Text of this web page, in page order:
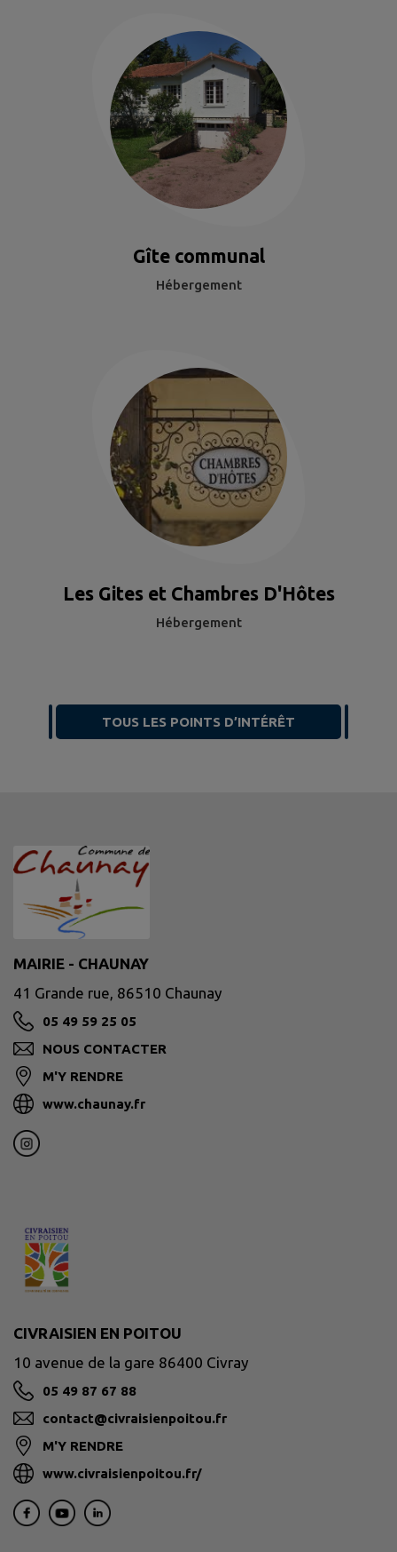
Gîte communal
Hébergement
Les Gites et Chambres D'Hôtes
Hébergement
TOUS LES POINTS D’INTÉRÊT
MAIRIE - CHAUNAY
41 Grande rue, 86510 Chaunay
05 49 59 25 05
NOUS CONTACTER
M'Y RENDRE
www.chaunay.fr
CIVRAISIEN EN POITOU
10 avenue de la gare 86400 Civray
05 49 87 67 88
contact@civraisienpoitou.fr
M'Y RENDRE
www.civraisienpoitou.fr/